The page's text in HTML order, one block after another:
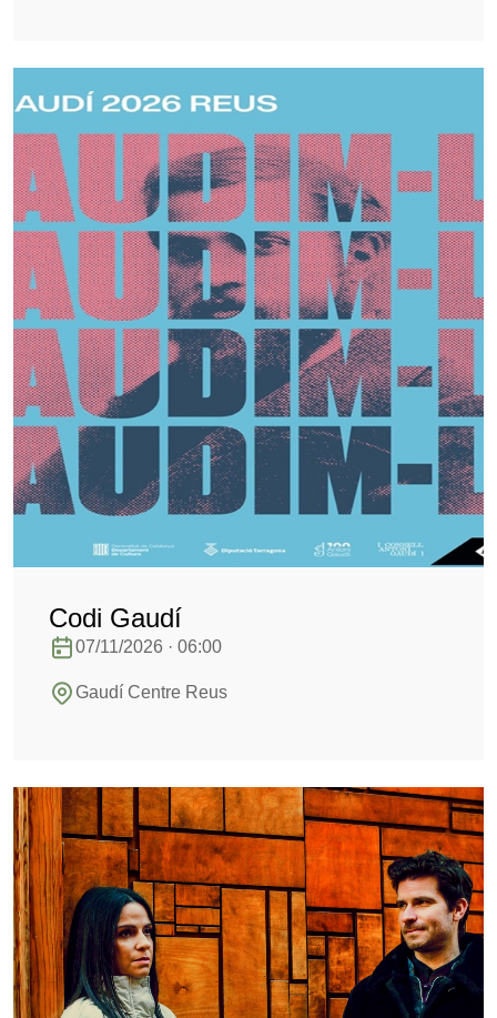
Codi Gaudí
07/11/2026 · 06:00
Gaudí Centre Reus